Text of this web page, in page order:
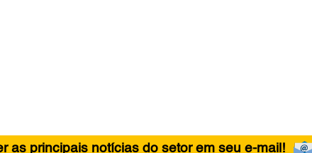
as principais notícias do setor em seu e-mail!